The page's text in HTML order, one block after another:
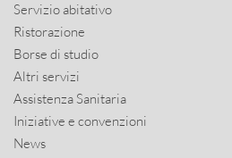
Servizio abitativo
Ristorazione
Borse di studio
Altri servizi
Assistenza Sanitaria
Iniziative e convenzioni
News